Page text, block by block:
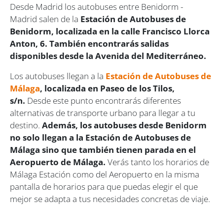
Desde Madrid los autobuses entre Benidorm -
Madrid salen de la Estación de Autobuses de
Benidorm, localizada en la calle Francisco Llorca
Anton, 6. También encontrarás salidas
disponibles desde la Avenida del Mediterráneo.
Los autobuses llegan a la Estación de Autobuses de
Málaga, localizada en Paseo de los Tilos,
s/n. Desde este punto encontrarás diferentes
alternativas de transporte urbano para llegar a tu
destino. Además, los autobuses desde Benidorm
no solo llegan a la Estación de Autobuses de
Málaga sino que también tienen parada en el
Aeropuerto de Málaga. Verás tanto los horarios de
Málaga Estación como del Aeropuerto en la misma
pantalla de horarios para que puedas elegir el que
mejor se adapta a tus necesidades concretas de viaje.